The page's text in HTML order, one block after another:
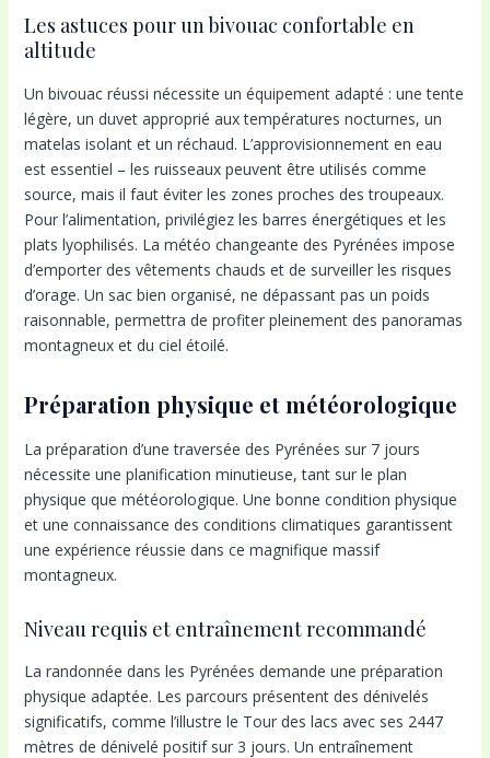
Les astuces pour un bivouac confortable en
altitude
Un bivouac réussi nécessite un équipement adapté : une tente
légère, un duvet approprié aux températures nocturnes, un
matelas isolant et un réchaud. L’approvisionnement en eau
est essentiel – les ruisseaux peuvent être utilisés comme
source, mais il faut éviter les zones proches des troupeaux.
Pour l’alimentation, privilégiez les barres énergétiques et les
plats lyophilisés. La météo changeante des Pyrénées impose
d’emporter des vêtements chauds et de surveiller les risques
d’orage. Un sac bien organisé, ne dépassant pas un poids
raisonnable, permettra de profiter pleinement des panoramas
montagneux et du ciel étoilé.
Préparation physique et météorologique
La préparation d’une traversée des Pyrénées sur 7 jours
nécessite une planification minutieuse, tant sur le plan
physique que météorologique. Une bonne condition physique
et une connaissance des conditions climatiques garantissent
une expérience réussie dans ce magnifique massif
montagneux.
Niveau requis et entraînement recommandé
La randonnée dans les Pyrénées demande une préparation
physique adaptée. Les parcours présentent des dénivelés
significatifs, comme l’illustre le Tour des lacs avec ses 2447
mètres de dénivelé positif sur 3 jours. Un entraînement